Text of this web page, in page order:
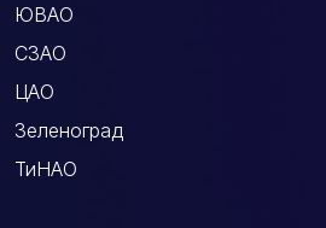
ЮВАО
СЗАО
ЦАО
Зеленоград
ТиНАО